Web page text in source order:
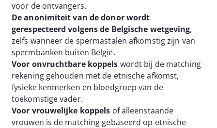
voor de ontvangers.
De anonimiteit van de donor wordt
gerespecteerd volgens de Belgische wetgeving,
zelfs wanneer de spermastalen afkomstig zijn van
spermbanken buiten België.
Voor onvruchtbare koppels wordt bij de matching
rekening gehouden met de etnische afkomst,
fysieke kenmerken en bloedgroep van de
toekomstige vader.
Voor vrouwelijke koppels of alleenstaande
vrouwen is de matching gebaseerd op etnische